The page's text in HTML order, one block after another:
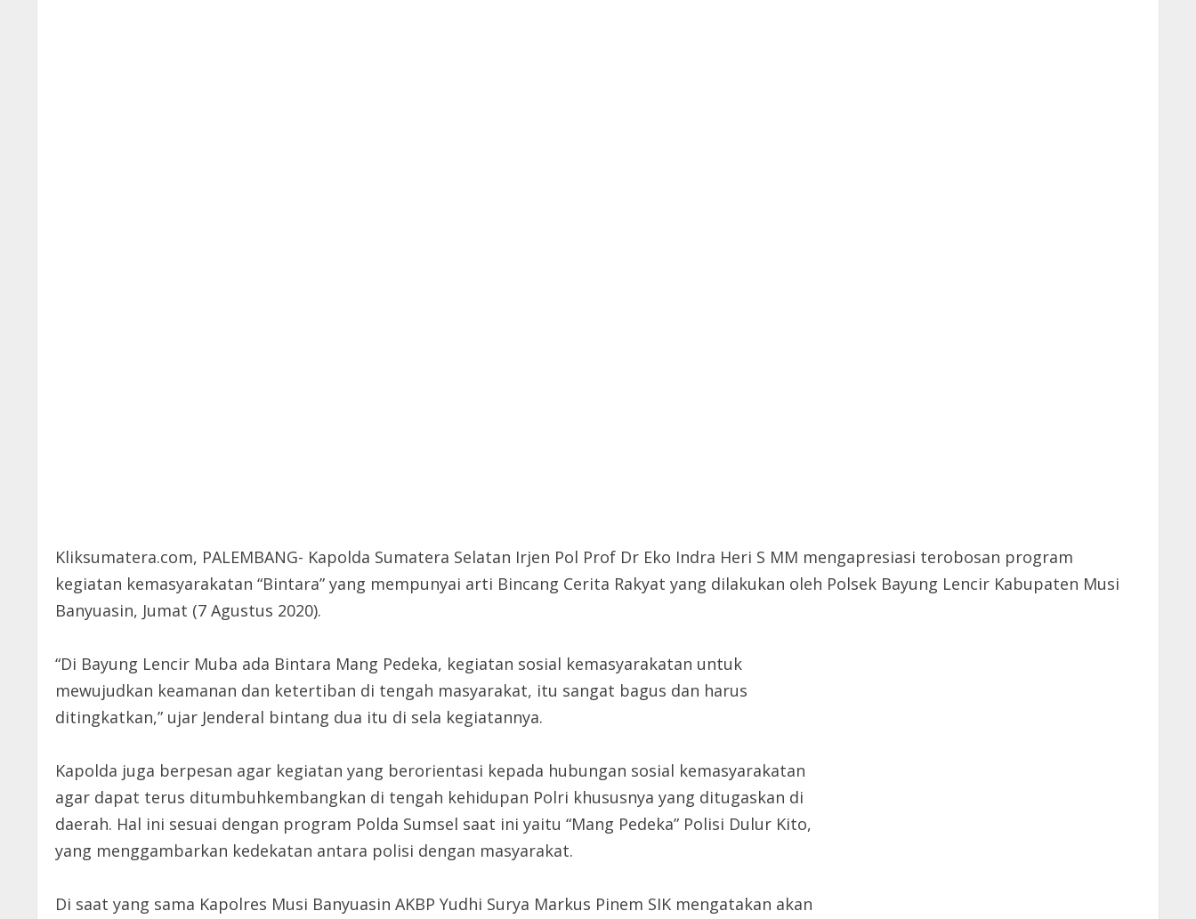
Kliksumatera.com, PALEMBANG- Kapolda Sumatera Selatan Irjen Pol Prof Dr Eko Indra Heri S MM mengapresiasi terobosan program
kegiatan kemasyarakatan “Bintara” yang mempunyai arti Bincang Cerita Rakyat yang dilakukan oleh Polsek Bayung Lencir Kabupaten Musi
Banyuasin, Jumat (7 Agustus 2020).
“Di Bayung Lencir Muba ada Bintara Mang Pedeka, kegiatan sosial kemasyarakatan untuk
mewujudkan keamanan dan ketertiban di tengah masyarakat, itu sangat bagus dan harus
ditingkatkan,” ujar Jenderal bintang dua itu di sela kegiatannya.
Kapolda juga berpesan agar kegiatan yang berorientasi kepada hubungan sosial kemasyarakatan
agar dapat terus ditumbuhkembangkan di tengah kehidupan Polri khususnya yang ditugaskan di
daerah. Hal ini sesuai dengan program Polda Sumsel saat ini yaitu “Mang Pedeka” Polisi Dulur Kito,
yang menggambarkan kedekatan antara polisi dengan masyarakat.
Di saat yang sama Kapolres Musi Banyuasin AKBP Yudhi Surya Markus Pinem SIK mengatakan akan